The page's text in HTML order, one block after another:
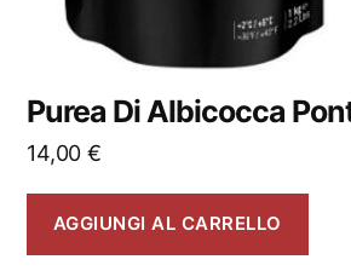
Purea Di Albicocca
14,00 €
AGGIUNGI AL CARRELLO